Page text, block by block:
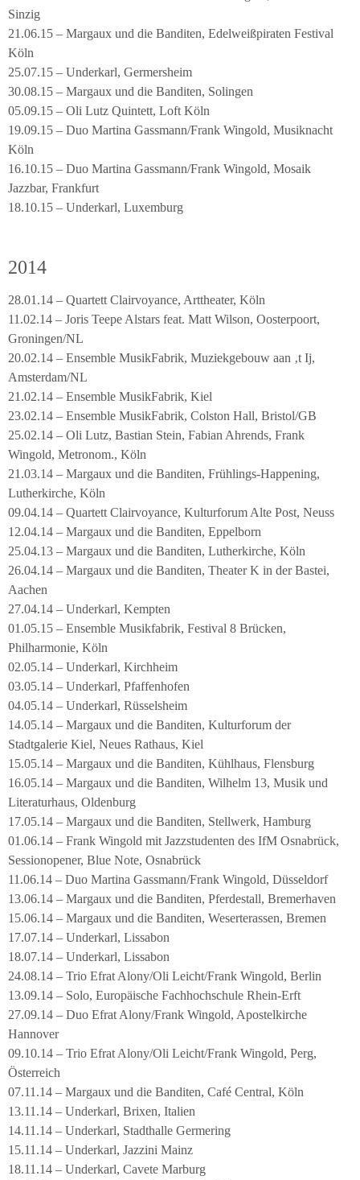
Sinzig
21.06.15 – Margaux und die Banditen, Edelweißpiraten Festival
Köln
25.07.15 – Underkarl, Germersheim
30.08.15 – Margaux und die Banditen, Solingen
05.09.15 – Oli Lutz Quintett, Loft Köln
19.09.15 – Duo Martina Gassmann/Frank Wingold, Musiknacht
Köln
16.10.15 – Duo Martina Gassmann/Frank Wingold, Mosaik
Jazzbar, Frankfurt
18.10.15 – Underkarl, Luxemburg
2014
28.01.14 – Quartett Clairvoyance, Arttheater, Köln
11.02.14 – Joris Teepe Alstars feat. Matt Wilson, Oosterpoort,
Groningen/NL
20.02.14 – Ensemble MusikFabrik, Muziekgebouw aan ‚t Ij,
Amsterdam/NL
21.02.14 – Ensemble MusikFabrik, Kiel
23.02.14 – Ensemble MusikFabrik, Colston Hall, Bristol/GB
25.02.14 – Oli Lutz, Bastian Stein, Fabian Ahrends, Frank
Wingold, Metronom., Köln
21.03.14 – Margaux und die Banditen, Frühlings-Happening,
Lutherkirche, Köln
09.04.14 – Quartett Clairvoyance, Kulturforum Alte Post, Neuss
12.04.14 – Margaux und die Banditen, Eppelborn
25.04.13 – Margaux und die Banditen, Lutherkirche, Köln
26.04.14 – Margaux und die Banditen, Theater K in der Bastei,
Aachen
27.04.14 – Underkarl, Kempten
01.05.15 – Ensemble Musikfabrik, Festival 8 Brücken,
Philharmonie, Köln
02.05.14 – Underkarl, Kirchheim
03.05.14 – Underkarl, Pfaffenhofen
04.05.14 – Underkarl, Rüsselsheim
14.05.14 – Margaux und die Banditen, Kulturforum der
Stadtgalerie Kiel, Neues Rathaus, Kiel
15.05.14 – Margaux und die Banditen, Kühlhaus, Flensburg
16.05.14 – Margaux und die Banditen, Wilhelm 13, Musik und
Literaturhaus, Oldenburg
17.05.14 – Margaux und die Banditen, Stellwerk, Hamburg
01.06.14 – Frank Wingold mit Jazzstudenten des IfM Osnabrück,
Sessionopener, Blue Note, Osnabrück
11.06.14 – Duo Martina Gassmann/Frank Wingold, Düsseldorf
13.06.14 – Margaux und die Banditen, Pferdestall, Bremerhaven
15.06.14 – Margaux und die Banditen, Weserterassen, Bremen
17.07.14 – Underkarl, Lissabon
18.07.14 – Underkarl, Lissabon
24.08.14 – Trio Efrat Alony/Oli Leicht/Frank Wingold, Berlin
13.09.14 – Solo, Europäische Fachhochschule Rhein-Erft
27.09.14 – Duo Efrat Alony/Frank Wingold, Apostelkirche
Hannover
09.10.14 – Trio Efrat Alony/Oli Leicht/Frank Wingold, Perg,
Österreich
07.11.14 – Margaux und die Banditen, Café Central, Köln
13.11.14 – Underkarl, Brixen, Italien
14.11.14 – Underkarl, Stadthalle Germering
15.11.14 – Underkarl, Jazzini Mainz
18.11.14 – Underkarl, Cavete Marburg